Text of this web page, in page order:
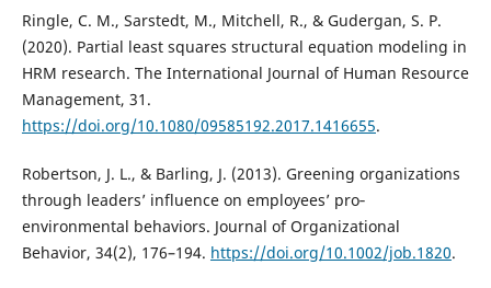
Ringle, C. M., Sarstedt, M., Mitchell, R., & Gudergan, S. P.
(2020). Partial least squares structural equation modeling in
HRM research. The International Journal of Human Resource
Management, 31.
https://doi.org/10.1080/09585192.2017.1416655.
Robertson, J. L., & Barling, J. (2013). Greening organizations
through leaders’ influence on employees’ pro‐
environmental behaviors. Journal of Organizational
Behavior, 34(2), 176–194. https://doi.org/10.1002/job.1820.